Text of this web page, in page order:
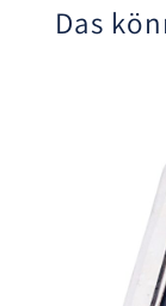
Das